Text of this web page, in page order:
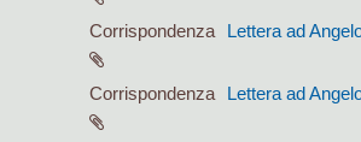
Corrispondenza Lettera ad
Corrispondenza Lettera ad